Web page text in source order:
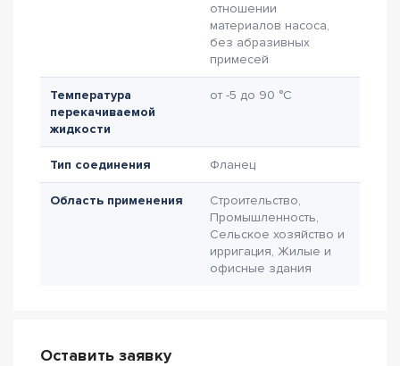
отношении
материалов насоса,
без абразивных
примесей
Температура
перекачиваемой
жидкости
от -5 до 90 °C
Тип соединения Фланец
Область применения
Строительство,
Промышленность,
Сельское хозяйство и
ирригация, Жилые и
офисные здания
Оставить заявку